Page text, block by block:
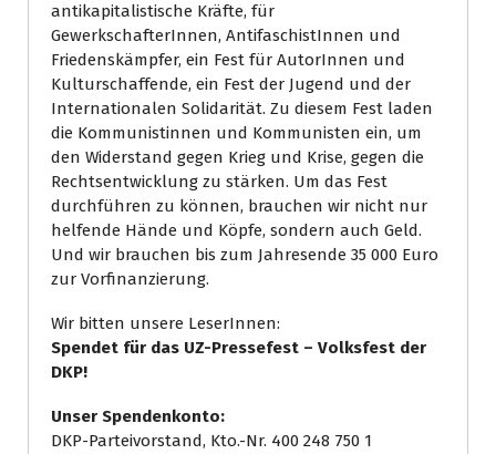
antikapitalistische Kräfte, für
GewerkschafterInnen, AntifaschistInnen und
Friedenskämpfer, ein Fest für AutorInnen und
Kulturschaffende, ein Fest der Jugend und der
Internationalen Solidarität. Zu diesem Fest laden
die Kommunistinnen und Kommunisten ein, um
den Widerstand gegen Krieg und Krise, gegen die
Rechtsentwicklung zu stärken. Um das Fest
durchführen zu können, brauchen wir nicht nur
helfende Hände und Köpfe, sondern auch Geld.
Und wir brauchen bis zum Jahresende 35 000 Euro
zur Vorfinanzierung.
Wir bitten unsere LeserInnen:
Spendet für das UZ-Pressefest – Volksfest der
DKP!
Unser Spendenkonto:
DKP-Parteivorstand, Kto.-Nr. 400 248 750 1